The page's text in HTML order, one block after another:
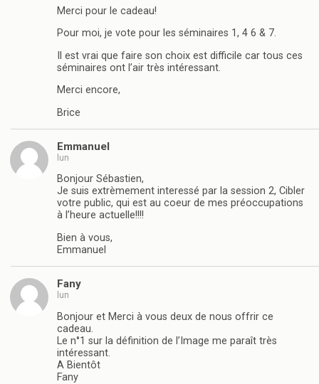
Merci pour le cadeau!
Pour moi, je vote pour les séminaires 1, 4 6 & 7.
Il est vrai que faire son choix est difficile car tous ces
séminaires ont l’air très intéressant.
Merci encore,
Brice
Emmanuel
lun
Bonjour Sébastien,
Je suis extrèmement interessé par la session 2, Cibler
votre public, qui est au coeur de mes préoccupations
à l’heure actuelle!!!!
Bien à vous,
Emmanuel
Fany
lun
Bonjour et Merci à vous deux de nous offrir ce
cadeau.
Le n°1 sur la définition de l’Image me paraît très
intéressant.
A Bientôt
Fany